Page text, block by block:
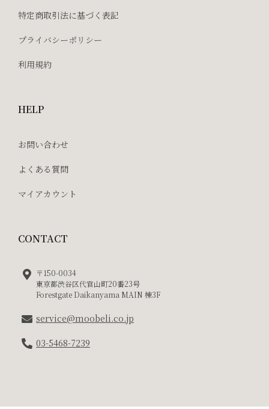
特定商取引法に基づく表記
プライバシーポリシー
利用規約
HELP
お問い合わせ
よくある質問
マイアカウント
CONTACT
〒150-0034
東京都渋谷区代官山町20番23号
Forestgate Daikanyama MAIN 棟3F
service@moobeli.co.jp
03-5468-7239